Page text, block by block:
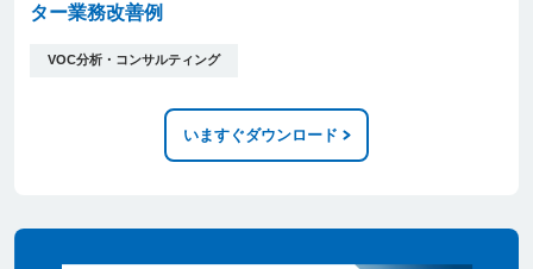
ター業務改善例
VOC分析・コンサルティング
いますぐダウンロード